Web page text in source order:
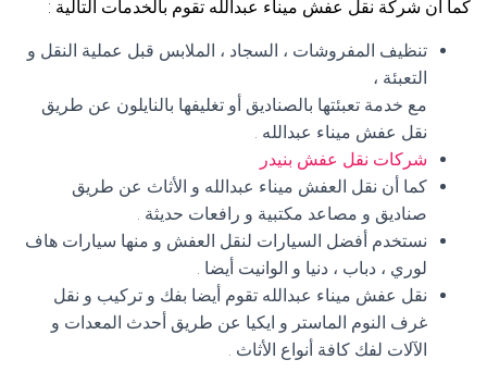
كما أن شركة نقل عفش ميناء عبدالله تقوم بالخدمات التالية :
تنظيف المفروشات ، السجاد ، الملابس قبل عملية النقل و
التعبئة ،
مع خدمة تعبئتها بالصناديق أو تغليفها بالنايلون عن طريق
نقل عفش ميناء عبدالله .
شركات نقل عفش بنيدر
كما أن نقل العفش ميناء عبدالله و الأثاث عن طريق
صناديق و مصاعد مكتبية و رافعات حديثة .
نستخدم أفضل السيارات لنقل العفش و منها سيارات هاف
لوري ، دباب ، دنيا و الوانيت أيضا .
نقل عفش ميناء عبدالله تقوم أيضا بفك و تركيب و نقل
غرف النوم الماستر و ايكيا عن طريق أحدث المعدات و
الآلات لفك كافة أنواع الأثاث .